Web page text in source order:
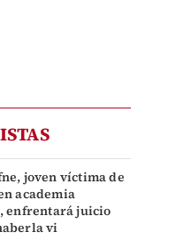
joven víctima de
academia
enfrentará juicio
vi